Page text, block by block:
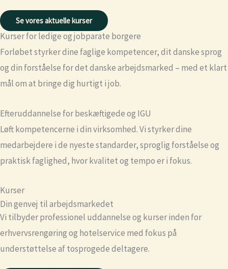
Se vores aktuelle kurser
Kurser for ledige og jobparate borgere
Forløbet styrker dine faglige kompetencer, dit danske sprog
og din forståelse for det danske arbejdsmarked – med et klart
mål om at bringe dig hurtigt i job.
Efteruddannelse for beskæftigede og IGU
Løft kompetencerne i din virksomhed. Vi styrker dine
medarbejdere i de nyeste standarder, sproglig forståelse og
praktisk faglighed, hvor kvalitet og tempo er i fokus.
Kurser
Din genvej til arbejdsmarkedet
Vi tilbyder professionel uddannelse og kurser inden for
erhvervsrengøring og hotelservice med fokus på
understøttelse af tosprogede deltagere.